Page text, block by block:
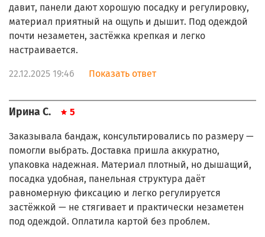
давит, панели дают хорошую посадку и регулировку,
материал приятный на ощупь и дышит. Под одеждой
почти незаметен, застёжка крепкая и легко
настраивается.
22.12.2025 19:46 Показать ответ
Ирина С. 5
Заказывала бандаж, консультировались по размеру —
помогли выбрать. Доставка пришла аккуратно,
упаковка надежная. Материал плотный, но дышащий,
посадка удобная, панельная структура даёт
равномерную фиксацию и легко регулируется
застёжкой — не стягивает и практически незаметен
под одеждой. Оплатила картой без проблем.